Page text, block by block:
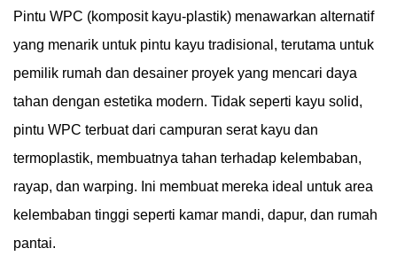
Pintu WPC (komposit kayu-plastik) menawarkan alternatif
yang menarik untuk pintu kayu tradisional, terutama untuk
pemilik rumah dan desainer proyek yang mencari daya
tahan dengan estetika modern. Tidak seperti kayu solid,
pintu WPC terbuat dari campuran serat kayu dan
termoplastik, membuatnya tahan terhadap kelembaban,
rayap, dan warping. Ini membuat mereka ideal untuk area
kelembaban tinggi seperti kamar mandi, dapur, dan rumah
pantai.